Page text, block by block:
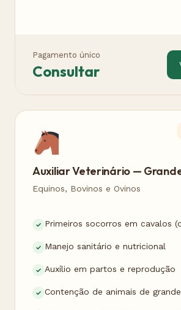
Pagamento único
Consultar
Auxiliar Veterinário —
Equinos, Bovinos e Ovinos
Primeiros socorros em cavalos
Manejo sanitário e nutricional
Auxílio em partos e reprodução
Contenção de animais de